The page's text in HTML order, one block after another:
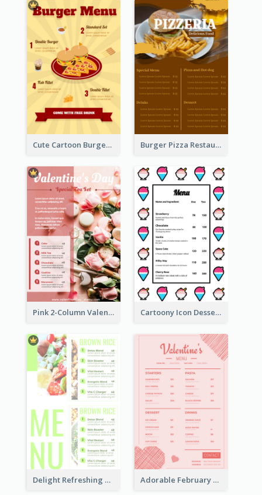
Cute Cartoon Burger Restaurant Menu Design Burger Pizza Restaurant Menu Design Ideas
Pink 2-Column Valentine's Day Menu For Tea Cartoony Icon Dessert Menu Design Ideas
Delight Refreshing Green Menu Design Idea Adorable February Seasonal Menu Design Ideas